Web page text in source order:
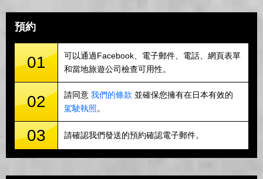
預約
01
可以通過Facebook、電子郵件、電話、網頁表單
和當地旅遊公司檢查可用性。
02 請同意 我們的條款 並確保您擁有在日本有效的
駕駛執照。
03 請確認我們發送的預約確認電子郵件。